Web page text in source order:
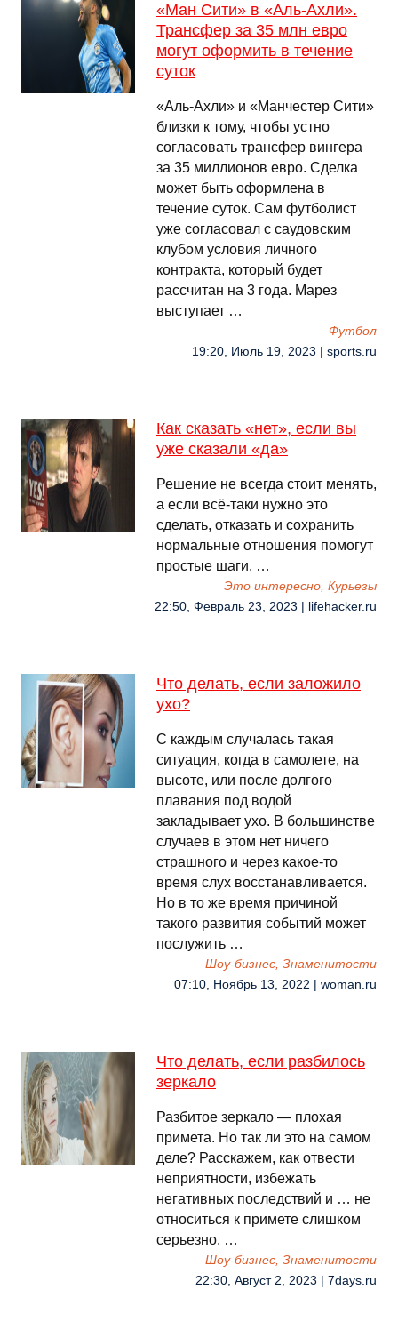
«Ман Сити» в «Аль-Ахли».
Трансфер за 35 млн евро
могут оформить в течение
суток
«Аль-Ахли» и «Манчестер Сити»
близки к тому, чтобы устно
согласовать трансфер вингера
за 35 миллионов евро. Сделка
может быть оформлена в
течение суток. Сам футболист
уже согласовал с саудовским
клубом условия личного
контракта, который будет
рассчитан на 3 года. Марез
выступает …
Футбол
19:20, Июль 19, 2023 | sports.ru
Как сказать «нет», если вы
уже сказали «да»
Решение не всегда стоит менять,
а если всё-таки нужно это
сделать, отказать и сохранить
нормальные отношения помогут
простые шаги. …
Это интересно, Курьезы
22:50, Февраль 23, 2023 | lifehacker.ru
Что делать, если заложило
ухо?
С каждым случалась такая
ситуация, когда в самолете, на
высоте, или после долгого
плавания под водой
закладывает ухо. В большинстве
случаев в этом нет ничего
страшного и через какое-то
время слух восстанавливается.
Но в то же время причиной
такого развития событий может
послужить …
Шоу-бизнес, Знаменитости
07:10, Ноябрь 13, 2022 | woman.ru
Что делать, если разбилось
зеркало
Разбитое зеркало — плохая
примета. Но так ли это на самом
деле? Расскажем, как отвести
неприятности, избежать
негативных последствий и … не
относиться к примете слишком
серьезно. …
Шоу-бизнес, Знаменитости
22:30, Август 2, 2023 | 7days.ru